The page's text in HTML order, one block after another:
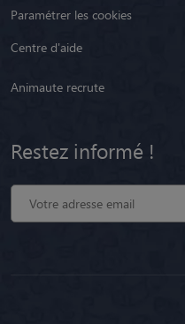
Paramétrer les cookies
Centre d'aide
Animaute recrute
Restez informé !